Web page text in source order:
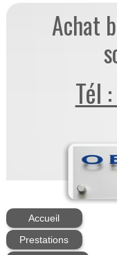
Achat
Tél
Accueil
Prestations